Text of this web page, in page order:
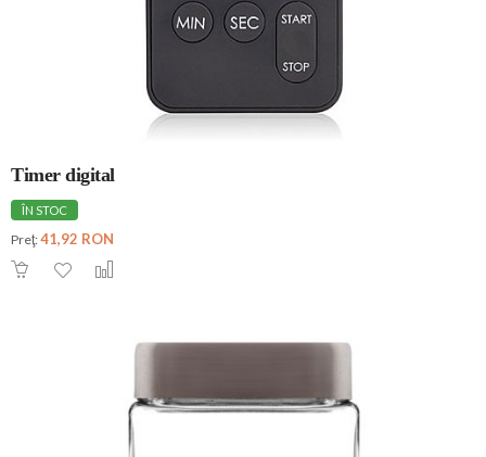
Timer digital
ÎN STOC
Preţ:41,92 RON